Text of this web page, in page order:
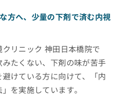
方へ、少量の下剤で済む内視
リニック 神田日本橋院で
たくない、下剤の味が苦手
けている方に向けて、「内
を実施しています。